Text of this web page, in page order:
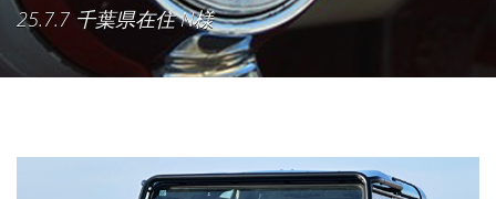
25.7.7 千葉県在住 N様